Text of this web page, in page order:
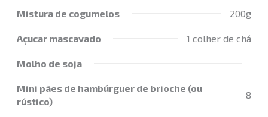
Mistura de cogumelos 200g
Açucar mascavado 1 colher de chá
Molho de soja
Mini pães de hambúrguer de brioche (ou
rústico)
8